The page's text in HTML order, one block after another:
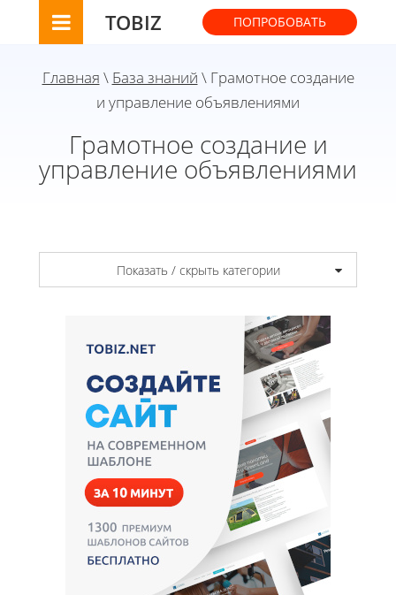
TOBIZ ПОПРОБОВАТЬ
Главная \ База знаний \ Грамотное создание
и управление объявлениями
Грамотное создание и
управление объявлениями
Показать / скрыть категории